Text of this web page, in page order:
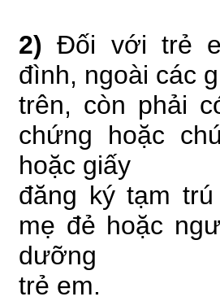
2) Đối với trẻ
đình, ngoài các
trên, còn phải
chứng hoặc
hoặc giấy
đăng ký tạm
mẹ đẻ hoặc
dưỡng
trẻ em.